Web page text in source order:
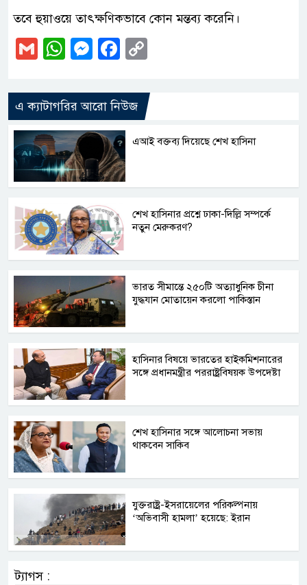
তবে হুয়াওয়ে তাৎক্ষণিকভাবে কোন মন্তব্য করেনি।
GmailWhatsApp
Messenger
Facebook
এ ক্যাটাগরির আরো নিউজ
এআই বক্তব্য দিয়েছে শেখ হাসিনা
শেখ হাসিনার প্রশ্নে ঢাকা-দিল্লি সম্পর্কে
নতুন মেরুকরণ?
ভারত সীমান্তে ২৫০টি অত্যাধুনিক চীনা
যুদ্ধযান মোতায়েন করলো পাকিস্তান
হাসিনার বিষয়ে ভারতের হাইকমিশনারের
সঙ্গে প্রধানমন্ত্রীর পররাষ্ট্রবিষয়ক উপদেষ্টা
শেখ হাসিনার সঙ্গে আলোচনা সভায়
থাকবেন সাকিব
যুক্তরাষ্ট্র-ইসরায়েলের পরিকল্পনায়
‘অভিবাসী হামলা’ হয়েছে: ইরান
ট্যাগস :